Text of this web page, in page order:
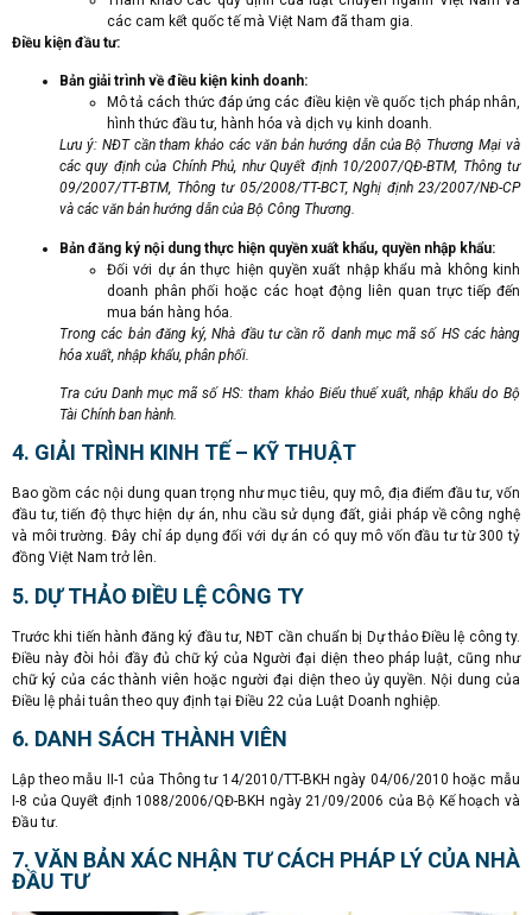
các cam kết quốc tế mà Việt Nam đã tham gia.
Điều kiện đầu tư:
Bản giải trình về điều kiện kinh doanh:
Mô tả cách thức đáp ứng các điều kiện về quốc tịch pháp nhân,
hình thức đầu tư, hành hóa và dịch vụ kinh doanh.
Lưu ý: NĐT cần tham khảo các văn bản hướng dẫn của Bộ Thương Mại và
các quy định của Chính Phủ, như Quyết định 10/2007/QĐ-BTM, Thông tư
09/2007/TT-BTM, Thông tư 05/2008/TT-BCT, Nghị định 23/2007/NĐ-CP
và các văn bản hướng dẫn của Bộ Công Thương.
Bản đăng ký nội dung thực hiện quyền xuất khẩu, quyền nhập khẩu:
Đối với dự án thực hiện quyền xuất nhập khẩu mà không kinh
doanh phân phối hoặc các hoạt động liên quan trực tiếp đến
mua bán hàng hóa.
Trong các bản đăng ký, Nhà đầu tư cần rõ danh mục mã số HS các hàng
hóa xuất, nhập khẩu, phân phối.
Tra cứu Danh mục mã số HS: tham khảo Biểu thuế xuất, nhập khẩu do Bộ
Tài Chính ban hành.
4. GIẢI TRÌNH KINH TẾ – KỸ THUẬT
Bao gồm các nội dung quan trọng như mục tiêu, quy mô, địa điểm đầu tư, vốn
đầu tư, tiến độ thực hiện dự án, nhu cầu sử dụng đất, giải pháp về công nghệ
và môi trường. Đây chỉ áp dụng đối với dự án có quy mô vốn đầu tư từ 300 tỷ
đồng Việt Nam trở lên.
5. DỰ THẢO ĐIỀU LỆ CÔNG TY
Trước khi tiến hành đăng ký đầu tư, NĐT cần chuẩn bị Dự thảo Điều lệ công ty.
Điều này đòi hỏi đầy đủ chữ ký của Người đại diện theo pháp luật, cũng như
chữ ký của các thành viên hoặc người đại diện theo ủy quyền. Nội dung của
Điều lệ phải tuân theo quy định tại Điều 22 của Luật Doanh nghiệp.
6. DANH SÁCH THÀNH VIÊN
Lập theo mẫu II-1 của Thông tư 14/2010/TT-BKH ngày 04/06/2010 hoặc mẫu
I-8 của Quyết định 1088/2006/QĐ-BKH ngày 21/09/2006 của Bộ Kế hoạch và
Đầu tư.
7. VĂN BẢN XÁC NHẬN TƯ CÁCH PHÁP LÝ CỦA NHÀ
ĐẦU TƯ